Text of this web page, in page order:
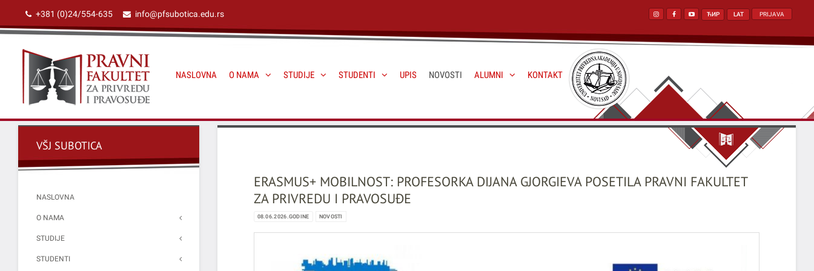
+381 (0)24/554-635 info@pfsubotica.edu.rs PRIJAVA
ЋИР LAT
NASLOVNA O NAMA STUDIJE STUDENTI UPIS NOVOSTI ALUMNI KONTAKT
ERASMUS+ MOBILNOST: PROFESORKA DIJANA GJORGIEVA POSETILA PRAVNI FAKULTET
ZA PRIVREDU I PRAVOSUĐE
08.06.2026.GODINE NOVOSTI
VŠJ SUBOTICA
NASLOVNA
O NAMA
STUDIJE
STUDENTI